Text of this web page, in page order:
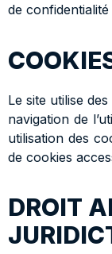
de
Le site utilise
navigation de
utilisation des
de cookies
DROIT